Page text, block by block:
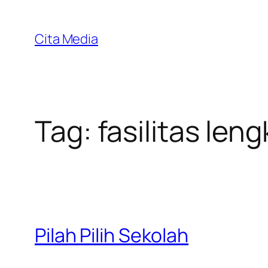
content
Cita Media
Tag: fasilitas
Pilah Pilih Sekolah